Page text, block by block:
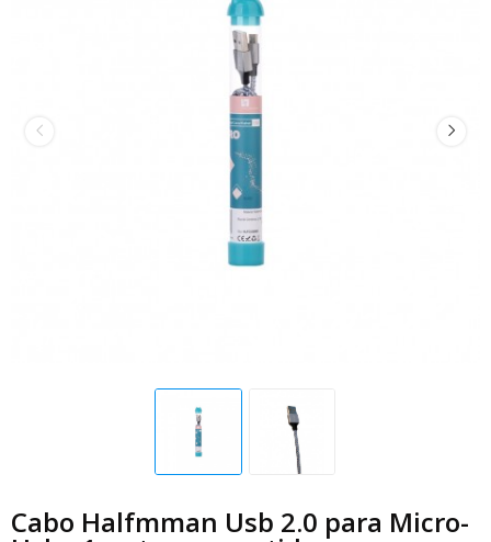
Cabo Halfmman Usb 2.0 para Micro-